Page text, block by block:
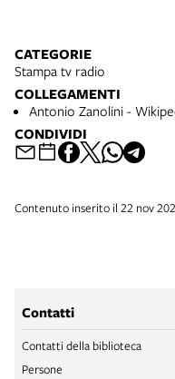
CATEGORIE
Stampa tv radio
COLLEGAMENTI
Antonio Zanolini -
CONDIVIDI
Contenuto inserito il 22 nov
Contatti
Contatti della biblioteca
Persone